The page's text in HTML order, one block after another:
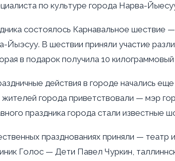
по культуре города Нарва-
состоялось Карнавальное шествие
Йыэсуу. В шествии приняли участие
в подарок получила 10 килограммовый
действия в городе начались
жителей города приветствовали — мэр
праздника города стали известные
празднованиях приняли —
Голос — Дети Павел Чуркин,